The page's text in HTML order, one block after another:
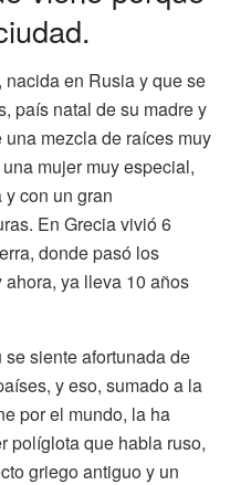
, nacida en Rusia y que se
país natal de su madre y
mezcla de raíces muy
mujer muy especial,
con un gran
En Grecia vivió 6
donde pasó los
ya lleva 10 años
siente afortunada de
y eso, sumado a la
por el mundo, la ha
políglota que habla ruso,
griego antiguo y un